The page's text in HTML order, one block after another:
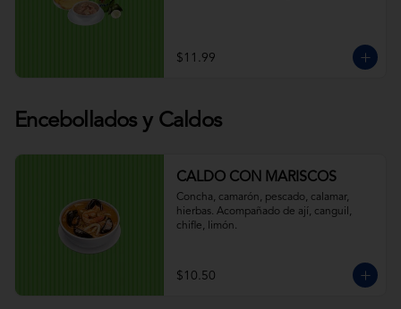
$11.99
Encebollados y Caldos
CALDO CON MARISCOS
Concha, camarón, pescado, calamar,
hierbas. Acompañado de ají, canguil,
chifle, limón.
$10.50